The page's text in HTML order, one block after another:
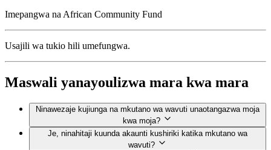
Imepangwa naAfrican Community Fund
Usajili wa tukio hili umefungwa.
Maswali yanayoulizwa mara kwa mara
Ninawezaje kujiunga na mkutano wa wavuti unaotangazwa moja
kwa moja?
Je, ninahitaji kuunda akaunti kushiriki katika mkutano wa
wavuti?